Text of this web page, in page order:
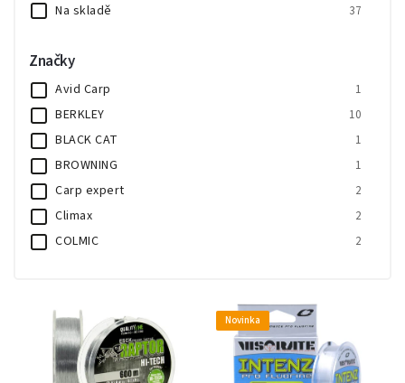
Na skladě 37
Značky
Avid Carp 1
BERKLEY 10
BLACK CAT 1
BROWNING 1
Carp expert 2
Climax 2
COLMIC 2
Jaxon
JRC
Lineaeffe 1
Novinka